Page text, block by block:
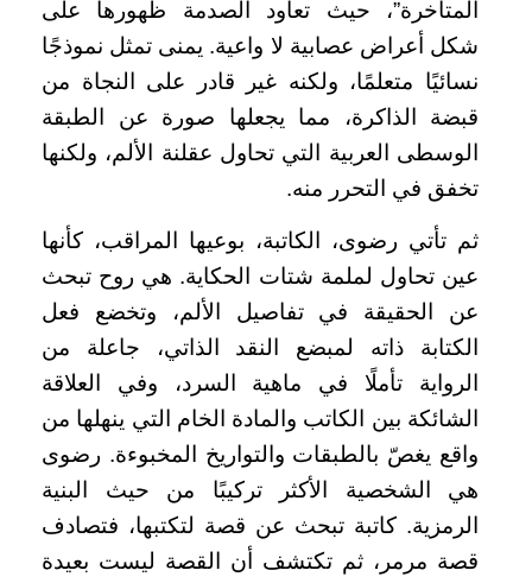
المتأخرة”، حيث تعاود الصدمة ظهورها على
شكل أعراض عصابية لا واعية. يمنى تمثل نموذجًا
نسائيًا متعلمًا، ولكنه غير قادر على النجاة من
قبضة الذاكرة، مما يجعلها صورة عن الطبقة
الوسطى العربية التي تحاول عقلنة الألم، ولكنها
تخفق في التحرر منه.
ثم تأتي رضوى، الكاتبة، بوعيها المراقب، كأنها
عين تحاول لملمة شتات الحكاية. هي روح تبحث
عن الحقيقة في تفاصيل الألم، وتخضع فعل
الكتابة ذاته لمبضع النقد الذاتي، جاعلة من
الرواية تأملًا في ماهية السرد، وفي العلاقة
الشائكة بين الكاتب والمادة الخام التي ينهلها من
واقع يغصّ بالطبقات والتواريخ المخبوءة. رضوى
هي الشخصية الأكثر تركيبًا من حيث البنية
الرمزية. كاتبة تبحث عن قصة لتكتبها، فتصادف
قصة مرمر، ثم تكتشف أن القصة ليست بعيدة